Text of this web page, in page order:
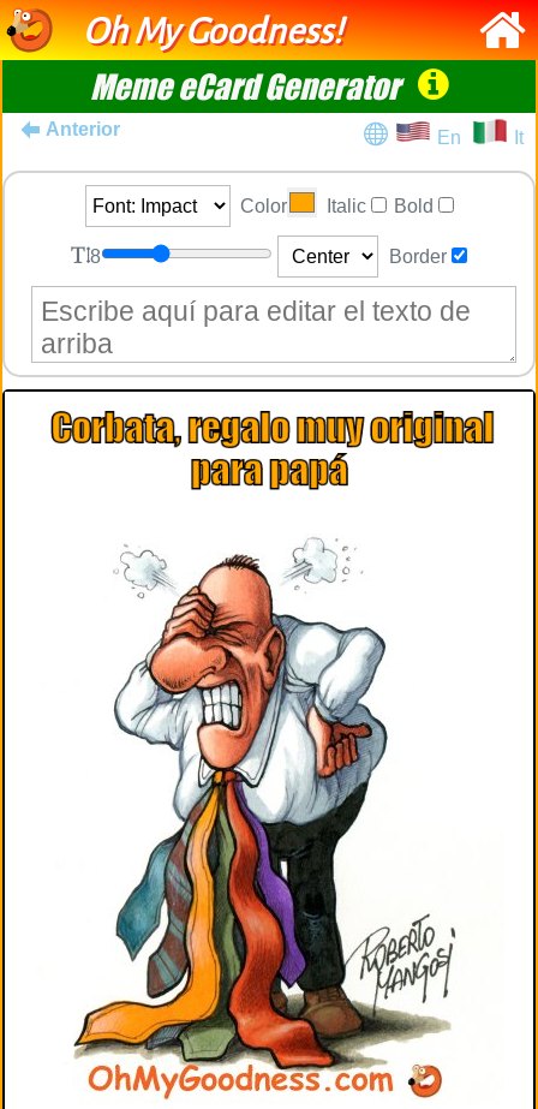
Oh My Goodness!
Meme eCard Generator
Anterior En It
Color Italic Bold
8 Border